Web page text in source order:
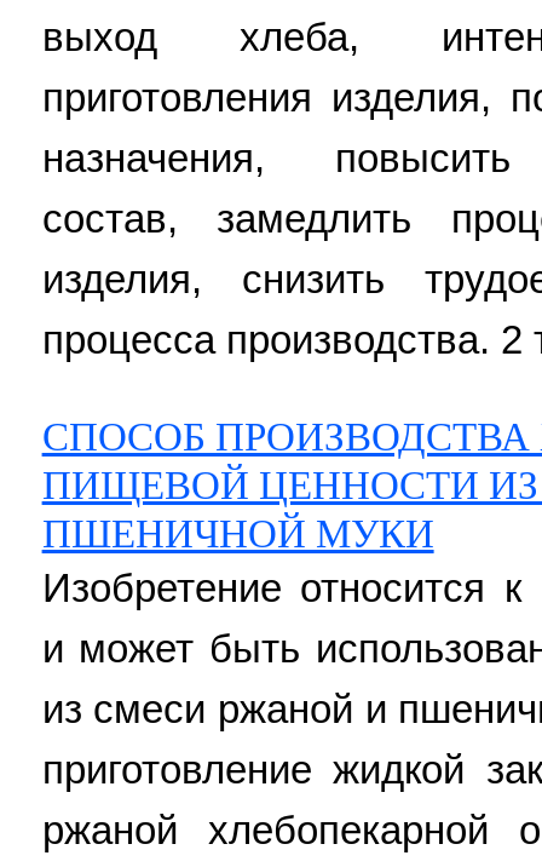
выход хлеба,
приготовления изделия,
назначения, повысить
состав, замедлить
изделия, снизить
процесса производства. 2
СПОСОБ
ПИЩЕВОЙ ЦЕННОСТИ
ПШЕНИЧНОЙ МУКИ
Изобретение относится
и может быть
из смеси ржаной и
приготовление жидкой
ржаной хлебопекарной